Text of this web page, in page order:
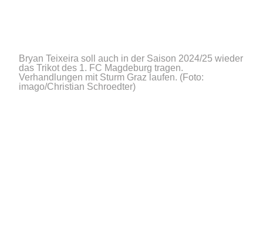
Bryan Teixeira soll auch in der Saison 2024/25 wieder
das Trikot des 1. FC Magdeburg tragen.
Verhandlungen mit Sturm Graz laufen. (Foto:
imago/Christian Schroedter)